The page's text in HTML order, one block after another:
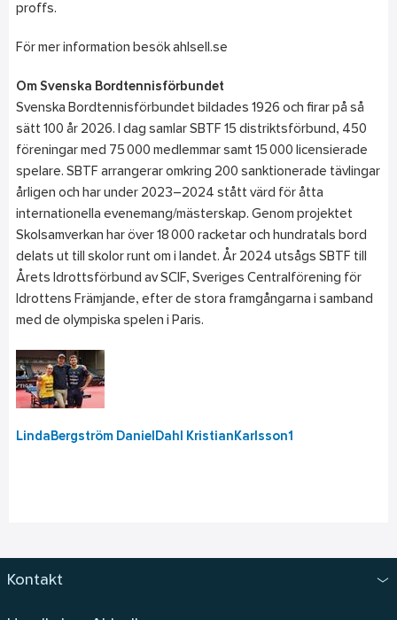
proffs.
För mer information besök ahlsell.se
Om Svenska Bordtennisförbundet
Svenska Bordtennisförbundet bildades 1926 och firar på så
sätt 100 år 2026. I dag samlar SBTF 15 distriktsförbund, 450
föreningar med 75 000 medlemmar samt 15 000 licensierade
spelare. SBTF arrangerar omkring 200 sanktionerade tävlingar
årligen och har under 2023–2024 stått värd för åtta
internationella evenemang/mästerskap. Genom projektet
Skolsamverkan har över 18 000 racketar och hundratals bord
delats ut till skolor runt om i landet. År 2024 utsågs SBTF till
Årets Idrottsförbund av SCIF, Sveriges Centralförening för
Idrottens Främjande, efter de stora framgångarna i samband
med de olympiska spelen i Paris.
LindaBergström DanielDahl KristianKarlsson1
Kontakt